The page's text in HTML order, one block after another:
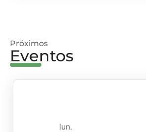
Próximos
Eventos
lun.